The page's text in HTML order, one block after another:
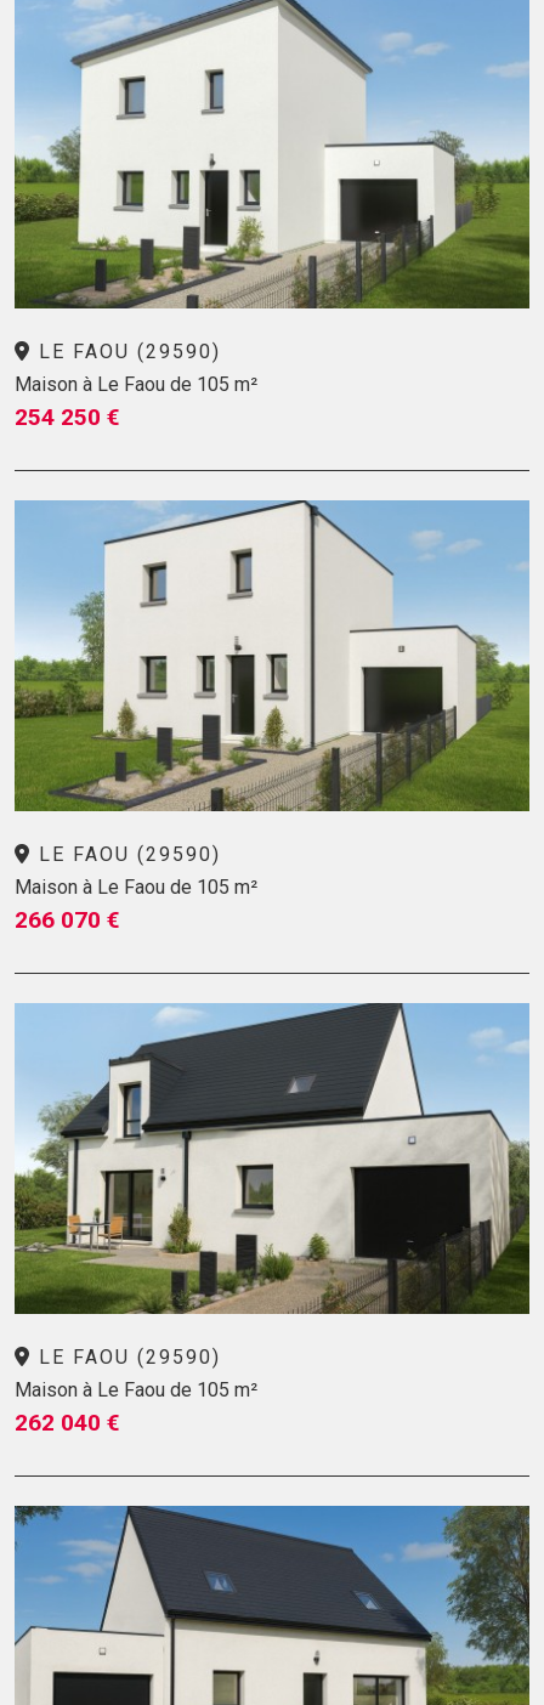
LE FAOU (29590)
Maison à Le Faou de 105 m²
254 250 €
LE FAOU (29590)
Maison à Le Faou de 105 m²
266 070 €
LE FAOU (29590)
Maison à Le Faou de 105 m²
262 040 €